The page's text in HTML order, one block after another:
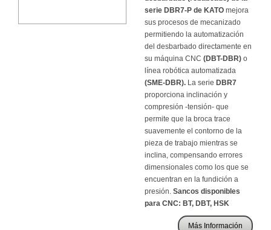
serie DBR7-P de KATO mejora
sus procesos de mecanizado
permitiendo la automatización
del desbarbado directamente en
su máquina CNC (DBT-DBR) o
línea robótica automatizada
(SME-DBR). La serie DBR7
proporciona inclinación y
compresión -tensión- que
permite que la broca trace
suavemente el contorno de la
pieza de trabajo mientras se
inclina, compensando errores
dimensionales como los que se
encuentran en la fundición a
presión. Sancos disponibles
para CNC: BT, DBT, HSK
Más Información